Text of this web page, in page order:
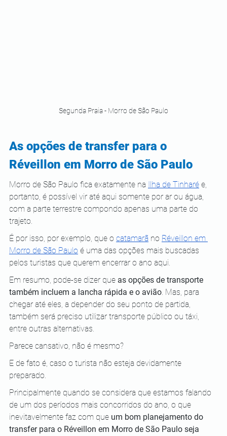
Segunda Praia - Morro de São Paulo
As opções de transfer para o
Réveillon em Morro de São Paulo
Morro de São Paulo fica exatamente na Ilha de Tinharé e,
portanto, é possível vir até aqui somente por ar ou água,
com a parte terrestre compondo apenas uma parte do
trajeto.
É por isso, por exemplo, que o catamarã no Réveillon em
Morro de São Paulo é uma das opções mais buscadas
pelos turistas que querem encerrar o ano aqui.
Em resumo, pode-se dizer que as opções de transporte
também incluem a lancha rápida e o avião. Mas, para
chegar até eles, a depender do seu ponto de partida,
também será preciso utilizar transporte público ou táxi,
entre outras alternativas.
Parece cansativo, não é mesmo?
E de fato é, caso o turista não esteja devidamente
preparado.
Principalmente quando se considera que estamos falando
de um dos períodos mais concorridos do ano, o que
inevitavelmente faz com que um bom planejamento do
transfer para o Réveillon em Morro de São Paulo seja